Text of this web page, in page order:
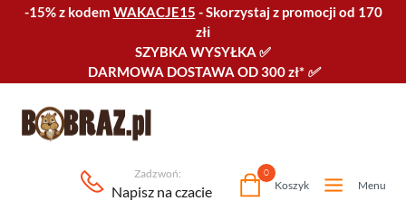
-15% z kodem WAKACJE15 -Skorzystaj z promocji od 170
złℹ️
SZYBKA WYSYŁKA ✅
DARMOWA DOSTAWA OD 300 zł* ✅
Zadzwoń:
Napisz na czacie Koszyk
0
Menu